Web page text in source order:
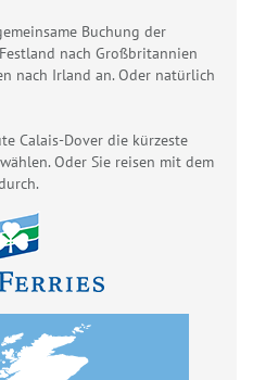
Buchung der
nach Großbritannien
nach Irland an. Oder natürlich
Calais-Dover die kürzeste
Oder Sie reisen mit dem